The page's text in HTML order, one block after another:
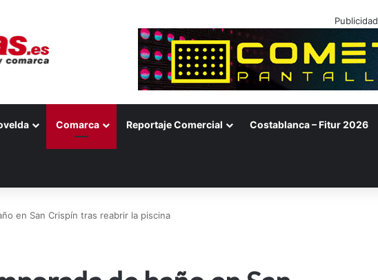
Publicidad
Comarca Reportaje Comercial Costablanca – Fitur 2026
en San Crispín tras reabrir la piscina